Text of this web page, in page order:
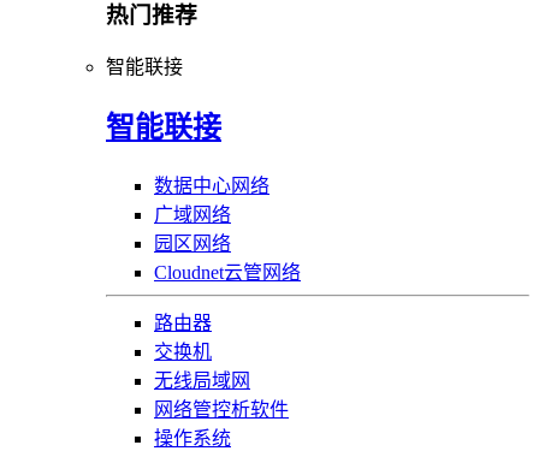
热门推荐
智能联接
智能联接
数据中心网络
广域网络
园区网络
Cloudnet云管网络
路由器
交换机
无线局域网
网络管控析软件
操作系统